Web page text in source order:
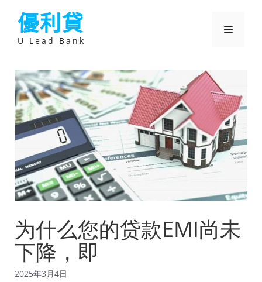
優利貸
U Lead Bank
選
为什么您的贷款EMI尚未
下降，即
2025年3月4日